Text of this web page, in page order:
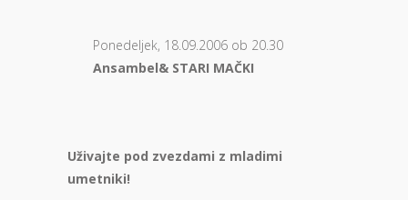
Ponedeljek, 18.09.2006 ob 20.30
Ansambel& STARI MAČKI
Uživajte pod zvezdami z mladimi
umetniki!